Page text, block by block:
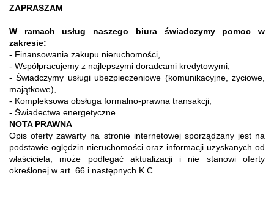
ZAPRASZAM
W ramach usług naszego biura świadczymy pomoc w
zakresie:
- Finansowania zakupu nieruchomości,
- Współpracujemy z najlepszymi doradcami kredytowymi,
- Świadczymy usługi ubezpieczeniowe (komunikacyjne, życiowe,
majątkowe),
- Kompleksowa obsługa formalno-prawna transakcji,
- Świadectwa energetyczne.
NOTA PRAWNA
Opis oferty zawarty na stronie internetowej sporządzany jest na
podstawie oględzin nieruchomości oraz informacji uzyskanych od
właściciela, może podlegać aktualizacji i nie stanowi oferty
określonej w art. 66 i następnych K.C.